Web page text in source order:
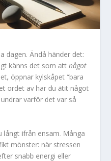
dagen. Ändå händer det:
känns det som attnågot
öppnar kylskåpet “bara
ordet av har du ätit något
varför det var så
långt ifrån ensam. Många
mönster: när stressen
snabb energi eller